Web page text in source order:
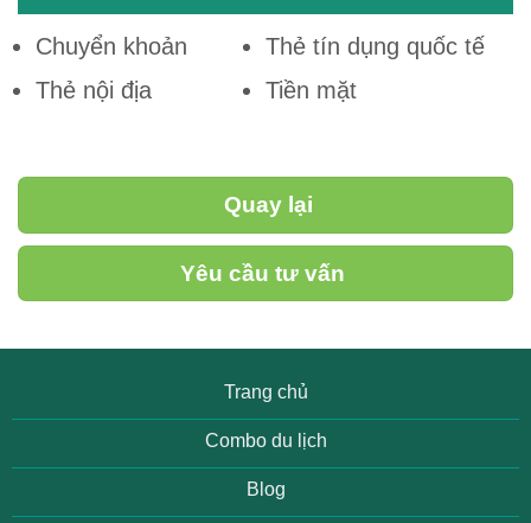
Chuyển khoản
Thẻ tín dụng quốc tế
Thẻ nội địa
Tiền mặt
Quay lại
Yêu cầu tư vấn
Trang chủ
Combo du lịch
Blog